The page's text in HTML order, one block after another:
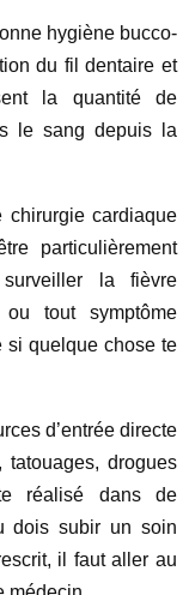
hygiène bucco-
du fil dentaire et
la quantité de
le sang depuis la
chirurgie cardiaque
particulièrement
la fièvre
ou tout symptôme
si quelque chose te
d’entrée directe
drogues
réalisé dans de
dois subir un soin
il faut aller au